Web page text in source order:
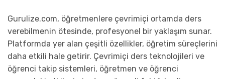
Gurulize.com, öğretmenlere çevrimiçi ortamda ders
verebilmenin ötesinde, profesyonel bir yaklaşım sunar.
Platformda yer alan çeşitli özellikler, öğretim süreçlerini
daha etkili hale getirir. Çevrimiçi ders teknolojileri ve
öğrenci takip sistemleri, öğretmen ve öğrenci